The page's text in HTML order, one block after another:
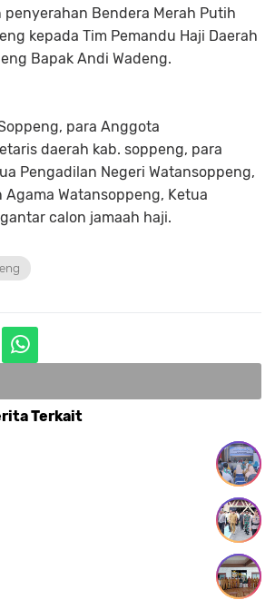
Bendera Merah Putih
kepada Tim Pemandu Haji Daerah
Bapak Andi Wadeng.
para Anggota
daerah kab. soppeng, para
Pengadilan Negeri Watansoppeng,
Agama Watansoppeng, Ketua
calon jamaah haji.
Terkait